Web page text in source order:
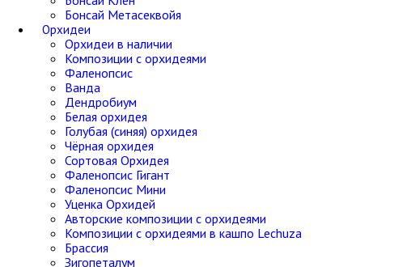
Бонсай Метасеквойя
Орхидеи
Орхидеи в наличии
Композиции с орхидеями
Фаленопсис
Ванда
Дендробиум
Белая орхидея
Голубая (синяя) орхидея
Чёрная орхидея
Сортовая Орхидея
Фаленопсис Гигант
Фаленопсис Мини
Уценка Орхидей
Авторские композиции с орхидеями
Композиции с орхидеями в кашпо Lechuza
Брассия
Зигопеталум